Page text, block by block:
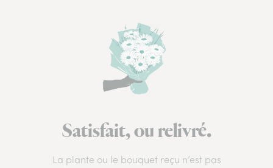
Satisfait, ou relivré.
La plante ou le bouquet reçu n’est pas